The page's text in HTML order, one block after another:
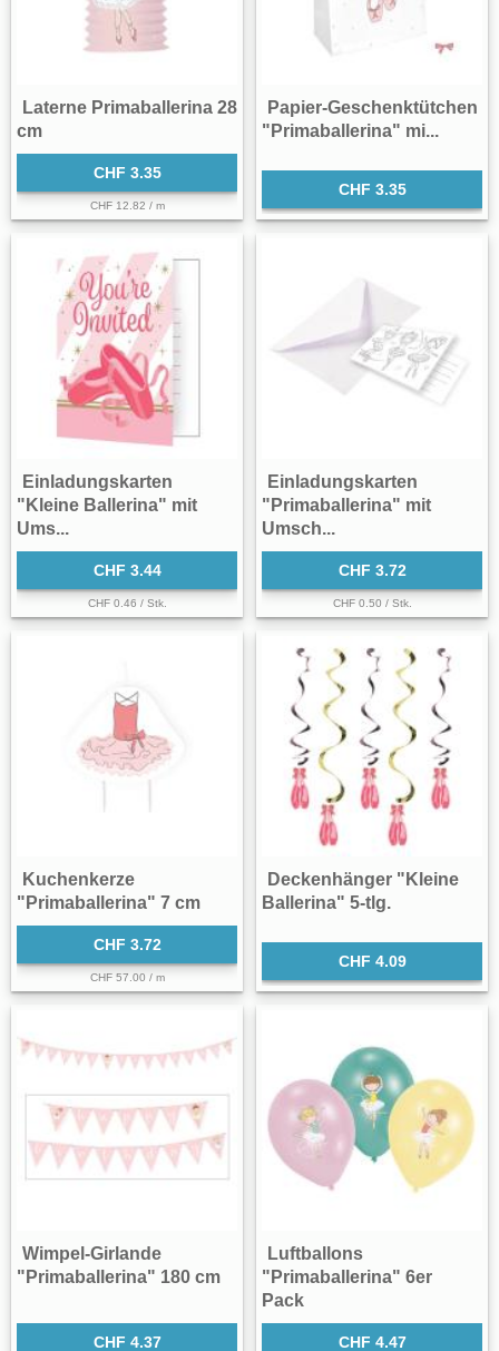
Laterne Primaballerina 28
cm
CHF 3.35
CHF 12.82 / m
Papier-Geschenktütchen
"Primaballerina" mi...
CHF 3.35
Einladungskarten
"Kleine Ballerina" mit
Ums...
CHF 3.44
CHF 0.46 / Stk.
Einladungskarten
"Primaballerina" mit
Umsch...
CHF 3.72
CHF 0.50 / Stk.
Kuchenkerze
"Primaballerina" 7 cm
CHF 3.72
CHF 57.00 / m
Deckenhänger "Kleine
Ballerina" 5-tlg.
CHF 4.09
Wimpel-Girlande
"Primaballerina" 180 cm
CHF 4.37
Luftballons
"Primaballerina" 6er
Pack
CHF 4.47